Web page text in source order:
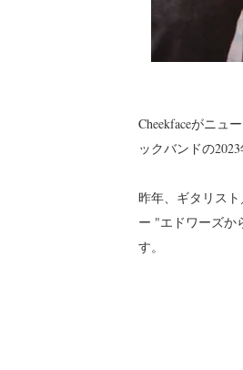
Cheekfaceがニュ
ックバンドの
昨年、ギタリス
ー "エドワーズか
す。